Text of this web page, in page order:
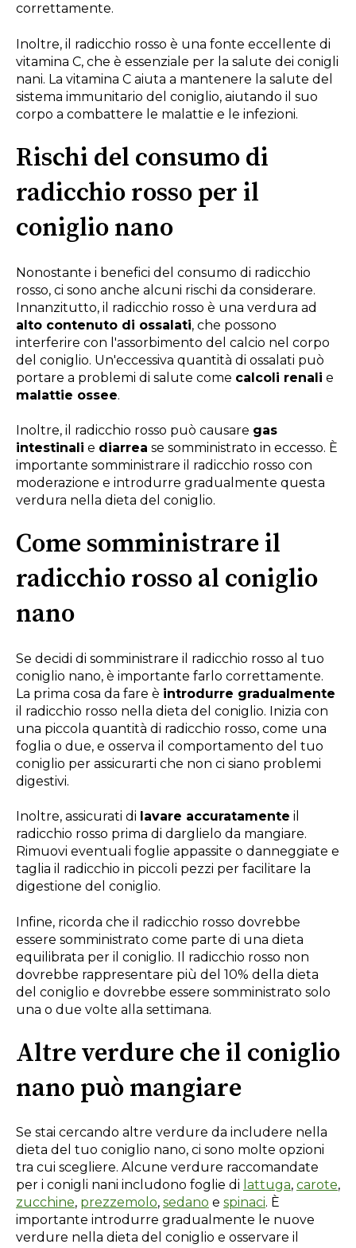
correttamente.
Inoltre, il radicchio rosso è una fonte eccellente di
vitamina C, che è essenziale per la salute dei conigli
nani. La vitamina C aiuta a mantenere la salute del
sistema immunitario del coniglio, aiutando il suo
corpo a combattere le malattie e le infezioni.
Rischi del consumo di
radicchio rosso per il
coniglio nano
Nonostante i benefici del consumo di radicchio
rosso, ci sono anche alcuni rischi da considerare.
Innanzitutto, il radicchio rosso è una verdura ad
alto contenuto di ossalati, che possono
interferire con l'assorbimento del calcio nel corpo
del coniglio. Un'eccessiva quantità di ossalati può
portare a problemi di salute come calcoli renali e
malattie ossee.
Inoltre, il radicchio rosso può causare gas
intestinali e diarrea se somministrato in eccesso. È
importante somministrare il radicchio rosso con
moderazione e introdurre gradualmente questa
verdura nella dieta del coniglio.
Come somministrare il
radicchio rosso al coniglio
nano
Se decidi di somministrare il radicchio rosso al tuo
coniglio nano, è importante farlo correttamente.
La prima cosa da fare è introdurre gradualmente
il radicchio rosso nella dieta del coniglio. Inizia con
una piccola quantità di radicchio rosso, come una
foglia o due, e osserva il comportamento del tuo
coniglio per assicurarti che non ci siano problemi
digestivi.
Inoltre, assicurati di lavare accuratamente il
radicchio rosso prima di darglielo da mangiare.
Rimuovi eventuali foglie appassite o danneggiate e
taglia il radicchio in piccoli pezzi per facilitare la
digestione del coniglio.
Infine, ricorda che il radicchio rosso dovrebbe
essere somministrato come parte di una dieta
equilibrata per il coniglio. Il radicchio rosso non
dovrebbe rappresentare più del 10% della dieta
del coniglio e dovrebbe essere somministrato solo
una o due volte alla settimana.
Altre verdure che il coniglio
nano può mangiare
Se stai cercando altre verdure da includere nella
dieta del tuo coniglio nano, ci sono molte opzioni
tra cui scegliere. Alcune verdure raccomandate
per i conigli nani includono foglie di lattuga, carote,
zucchine, prezzemolo, sedano e spinaci. È
importante introdurre gradualmente le nuove
verdure nella dieta del coniglio e osservare il